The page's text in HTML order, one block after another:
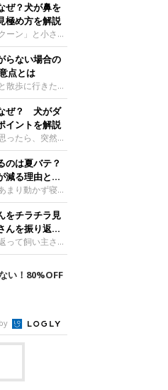
ぜ？犬が鼻を
極め方を解説
ーン」と小さく
な音を出したり
大きく吠える
？それとも何
気になる飼い主
。今回は、犬が
しの背景、見極
について、いぬ
駿太朗先生に
のはどんな気持
ャラリー犬が
何らかの感情
あると考えら
らない場合の
点とは
散歩に行きたが
暑い季節は散歩
屋から出ようと
がらないコもい
させてあげたい
い。このような
でしょうか？
らない場合の
もち獣医師相談
ました。Q.夏に
点は？ いぬの
ー夏に愛犬と
なことに注意
ぜ？ 犬がダ
イントを解説
ったら、突然部
そんな様子に
？ 急な動きに
惑う飼い主さ
いていたはずな
たように見える
す。今回は、犬
方などについ
談室の岡本りさ
に走り回るのは
動は、必ずしも
れています。
のは夏バテ？
る理由と対
まり動かず寝て
んはいません
バテで疲れてい
不安に感じる
います。 で
きに対処が必要
でしょうか？
由と対策」につ
談室の山口み
夏に犬の活
きもち投稿写
の活動量が減る
うです。理由
をチラチラ見
を振り返る
って飼い主さん
場面に心当たり
ラチラ見られ
があるの？」
と不安になる
愛犬が歩きな
しぐさには、ど
でしょうか。今
んを確認する
見極めかた、対
、いぬのきもち
生に伺いまし
い！80%OFF